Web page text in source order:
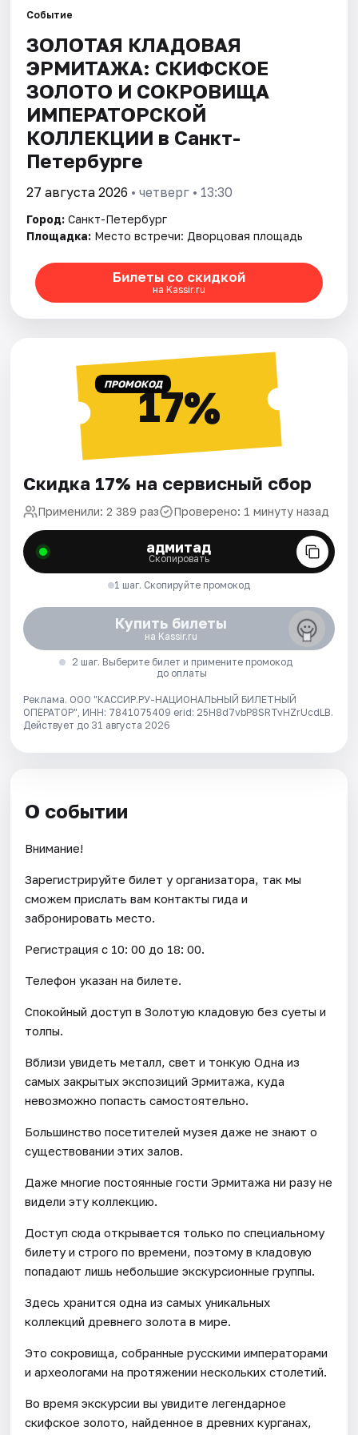
Города
Площадки
Артисты
Рейтинги
Событие
ЗОЛОТАЯ КЛАДОВАЯ
ЭРМИТАЖА: СКИФСКОЕ
ЗОЛОТО И СОКРОВИЩА
ИМПЕРАТОРСКОЙ
КОЛЛЕКЦИИ в Санкт-
Петербурге
27 августа 2026 • четверг • 13:30
Город: Санкт-Петербург
Площадка: Место встречи: Дворцовая площадь
Билеты со скидкой
на Kassir.ru
ПРОМОКОД17%
Скидка 17% на сервисный сбор
Применили: 2 389 раз Проверено: 1 минуту назад
адмитад
Скопировать
1 шаг. Скопируйте промокод
Купить билеты
на Kassir.ru
2 шаг. Выберите билет и примените промокод
до оплаты
Реклама. ООО "КАССИР.РУ-НАЦИОНАЛЬНЫЙ БИЛЕТНЫЙ
ОПЕРАТОР", ИНН: 7841075409 erid: 25H8d7vbP8SRTvHZrUcdLB.
Действует до 31 августа 2026
О событии
Внимание!
Зарегистрируйте билет у организатора, так мы
сможем прислать вам контакты гида и
забронировать место.
Регистрация с 10: 00 до 18: 00.
Телефон указан на билете.
Спокойный доступ в Золотую кладовую без суеты и
толпы.
Вблизи увидеть металл, свет и тонкую Одна из
самых закрытых экспозиций Эрмитажа, куда
невозможно попасть самостоятельно.
Большинство посетителей музея даже не знают о
существовании этих залов.
Даже многие постоянные гости Эрмитажа ни разу не
видели эту коллекцию.
Доступ сюда открывается только по специальному
билету и строго по времени, поэтому в кладовую
попадают лишь небольшие экскурсионные группы.
Здесь хранится одна из самых уникальных
коллекций древнего золота в мире.
Это сокровища, собранные русскими императорами
и археологами на протяжении нескольких столетий.
Во время экскурсии вы увидите легендарное
скифское золото, найденное в древних курганах,